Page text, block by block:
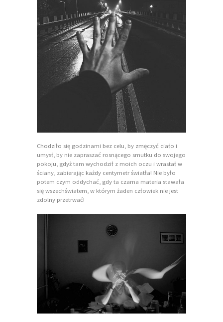
Chodziło się godzinami bez celu, by zmęczyć ciało i
umysł, by nie zapraszać rosnącego smutku do swojego
pokoju, gdyż tam wychodził z moich oczu i wrastał w
ściany, zabierając każdy centymetr światła! Nie było
potem czym oddychać, gdy ta czarna materia stawała
się wszechświatem, w którym żaden człowiek nie jest
zdolny przetrwać!